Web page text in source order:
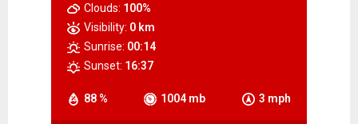
88 % 1004 mb 3 mph
Clouds: 100%
Visibility: 0 km
Sunrise: 00:14
Sunset: 16:37